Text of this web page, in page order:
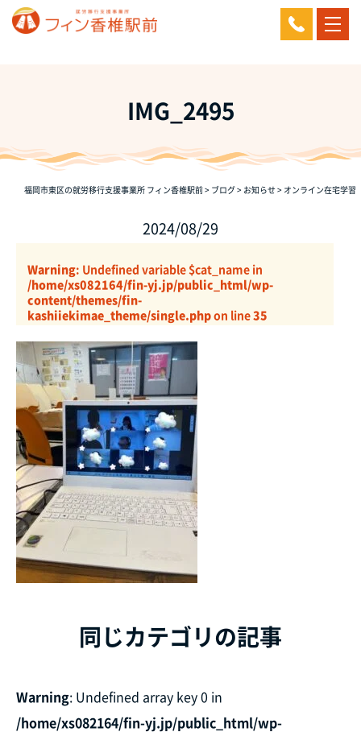
IMG_2495
福岡市東区の就労移行支援事業所 フィン香椎駅前> ブログ> お知らせ> オンライン在宅学習
2024/08/29
Warning: Undefined variable $cat_name in
/home/xs082164/fin-yj.jp/public_html/wp-
content/themes/fin-
kashiiekimae_theme/single.phpon line35
同じカテゴリの記事
Warning: Undefined array key 0 in
/home/xs082164/fin-yj.jp/public_html/wp-